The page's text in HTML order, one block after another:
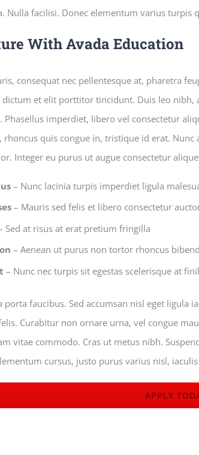
Nulla facilisi. Donec elementum varius turpis
With Avada Education
consequat nec pellentesque at, pharetra
dictum et elit porttitor tincidunt. Duis leo
Phasellus imperdiet, libero vel consectetur
quis congue in, tristique id erat.
Integer eu purus ut augue consectetur
– Nunc lacinia turpis imperdiet ligula
– Mauris sed felis et libero consectetur
Sed at risus at erat pretium fringilla
– Aenean ut purus non tortor rhoncus
– Nunc nec turpis sit egestas scelerisque at
porta faucibus. Sed accumsan nisl eget
Curabitur non ornare urna, vel congue
vitae commodo. Cras ut metus nibh.
cursus, justo purus varius nisl,
APPLY